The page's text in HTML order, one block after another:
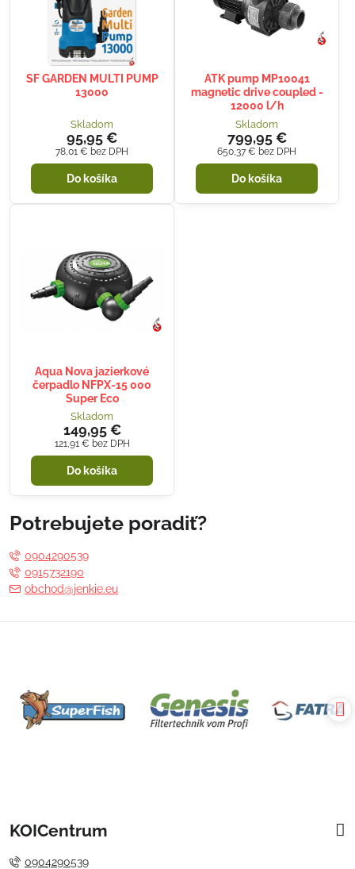
SF GARDEN MULTI PUMP
13000
Skladom
95,95 €
78,01 € bez DPH
Do košíka
ATK pump MP10041
magnetic drive coupled -
12000 l/h
Skladom
799,95 €
650,37 € bez DPH
Do košíka
Aqua Nova jazierkové
čerpadlo NFPX-15 000
Super Eco
Skladom
149,95 €
121,91 € bez DPH
Do košíka
Potrebujete poradiť?
0904290539
0915732190
obchod@jenkie.eu
KOICentrum
0904290539